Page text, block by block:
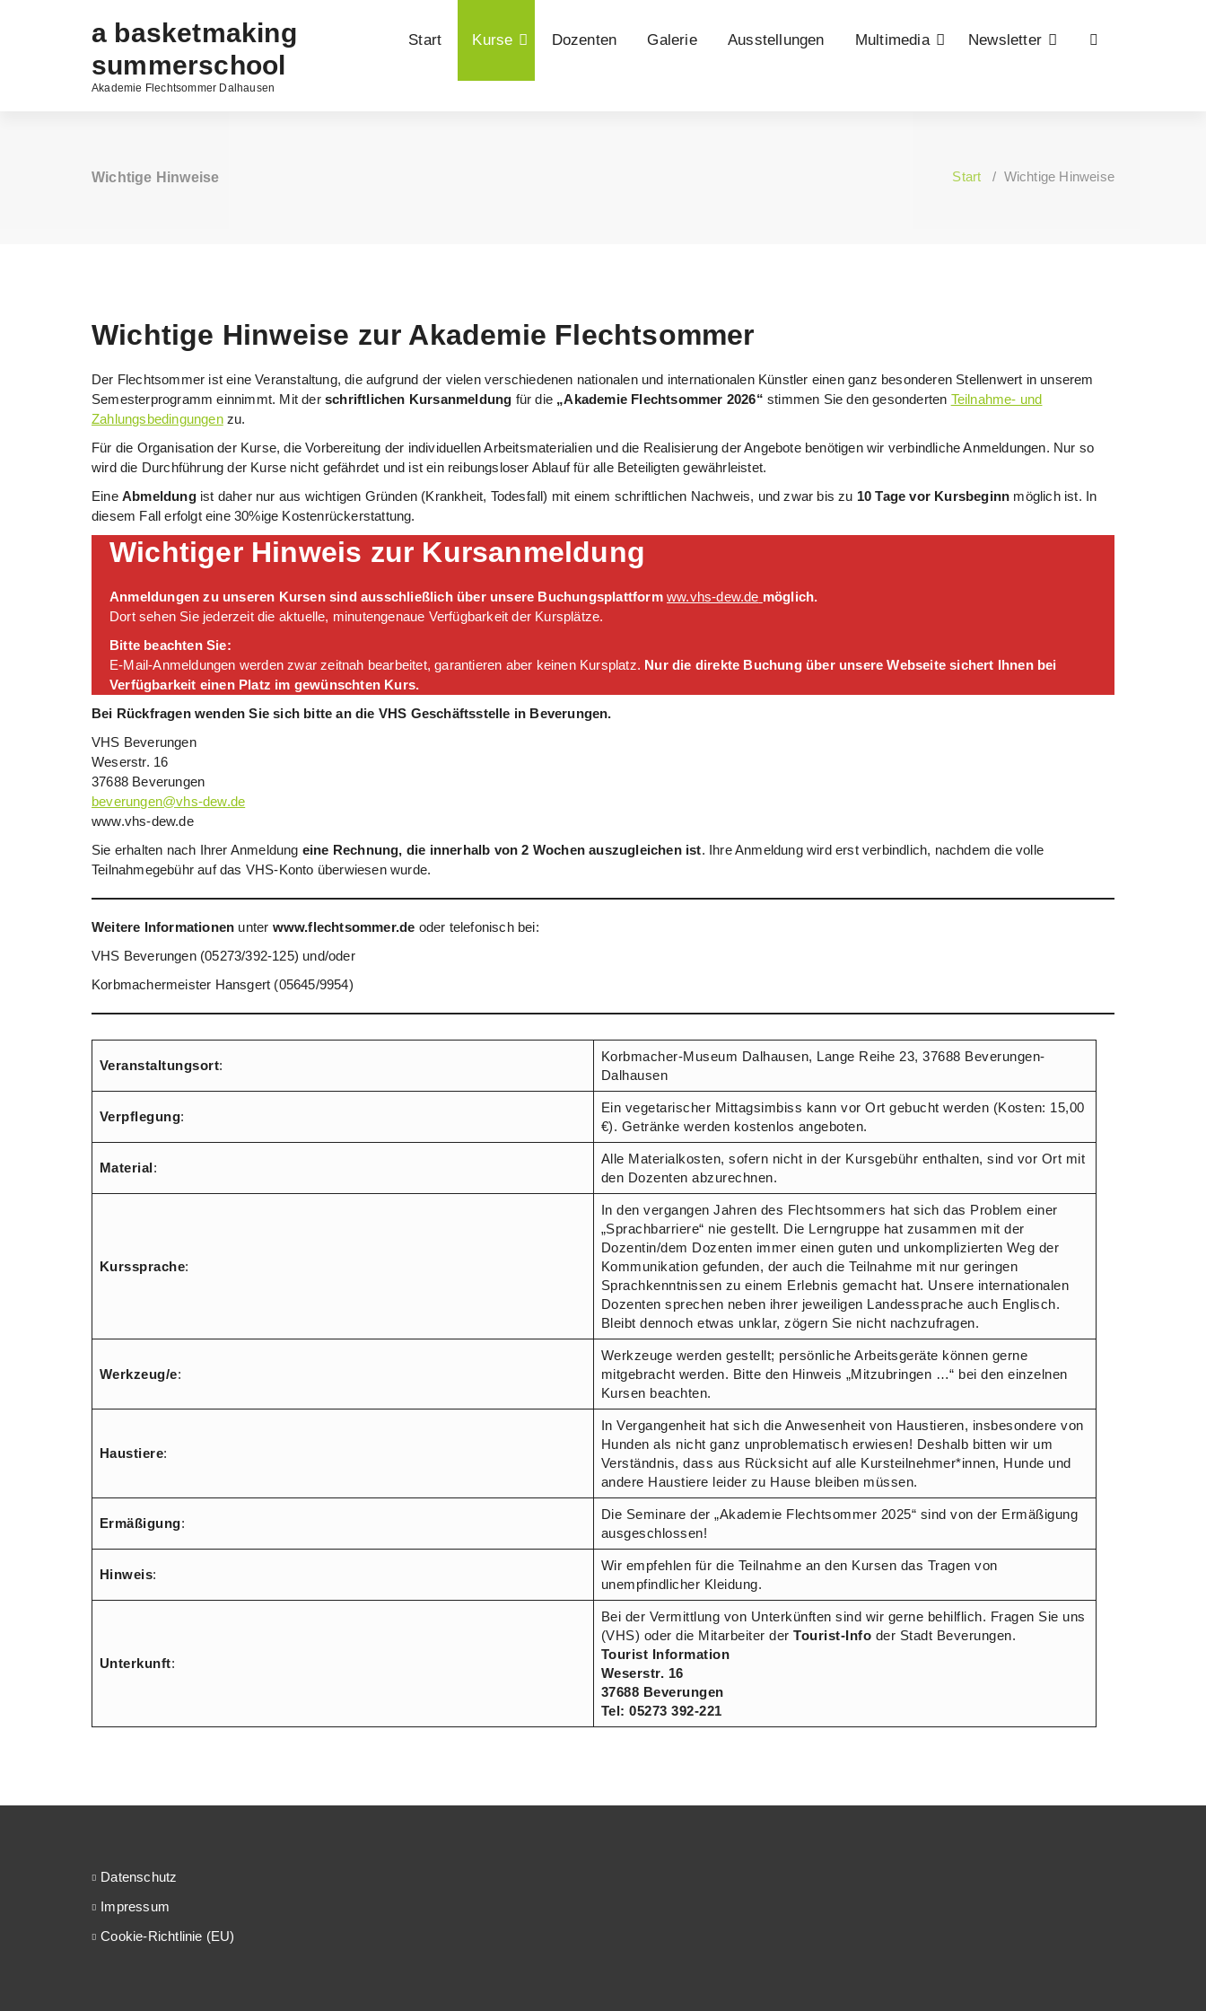
a basketmaking
summerschool
Akademie Flechtsommer Dalhausen
Start Kurse Dozenten Galerie Ausstellungen Multimedia Newsletter
Wichtige Hinweise Start / Wichtige Hinweise
Wichtige Hinweise zur Akademie Flechtsommer
Der Flechtsommer ist eine Veranstaltung, die aufgrund der vielen verschiedenen nationalen und internationalen Künstler einen ganz besonderen Stellenwert in unserem
Semesterprogramm einnimmt. Mit der schriftlichen Kursanmeldung für die „Akademie Flechtsommer 2026“stimmen Sie den gesonderten Teilnahme- und
Zahlungsbedingungenzu.
Für die Organisation der Kurse, die Vorbereitung der individuellen Arbeitsmaterialien und die Realisierung der Angebote benötigen wir verbindliche Anmeldungen. Nur so
wird die Durchführung der Kurse nicht gefährdet und ist ein reibungsloser Ablauf für alle Beteiligten gewährleistet.
Eine Abmeldungist daher nur aus wichtigen Gründen (Krankheit, Todesfall) mit einem schriftlichen Nachweis, und zwar bis zu 10 Tage vor Kursbeginn möglich ist. In
diesem Fall erfolgt eine 30%ige Kostenrückerstattung.
Wichtiger Hinweis zur Kursanmeldung
Anmeldungen zu unseren Kursen sind ausschließlich über unsere Buchungsplattform ww.vhs-dew.de möglich.
Dort sehen Sie jederzeit die aktuelle, minutengenaue Verfügbarkeit der Kursplätze.
Bitte beachten Sie:
E-Mail-Anmeldungen werden zwar zeitnah bearbeitet, garantieren aber keinen Kursplatz. Nur die direkte Buchung über unsere Webseite sichert Ihnen bei
Verfügbarkeit einen Platz im gewünschten Kurs.
Bei Rückfragen wenden Sie sich bitte an die VHS Geschäftsstelle in Beverungen.
VHS Beverungen
Weserstr. 16
37688 Beverungen
beverungen@vhs-dew.de
www.vhs-dew.de
Sie erhalten nach Ihrer Anmeldung eine Rechnung, die innerhalb von 2 Wochen auszugleichen ist. Ihre Anmeldung wird erst verbindlich, nachdem die volle
Teilnahmegebühr auf das VHS-Konto überwiesen wurde.
Weitere Informationen unter www.flechtsommer.de oder telefonisch bei:
VHS Beverungen (05273/392-125) und/oder
Korbmachermeister Hansgert (05645/9954)
Veranstaltungsort:
Korbmacher-Museum Dalhausen, Lange Reihe 23, 37688 Beverungen-
Dalhausen
Verpflegung:
Ein vegetarischer Mittagsimbiss kann vor Ort gebucht werden (Kosten: 15,00
€). Getränke werden kostenlos angeboten.
Material:
Alle Materialkosten, sofern nicht in der Kursgebühr enthalten, sind vor Ort mit
den Dozenten abzurechnen.
Kurssprache:
In den vergangen Jahren des Flechtsommers hat sich das Problem einer
„Sprachbarriere“ nie gestellt. Die Lerngruppe hat zusammen mit der
Dozentin/dem Dozenten immer einen guten und unkomplizierten Weg der
Kommunikation gefunden, der auch die Teilnahme mit nur geringen
Sprachkenntnissen zu einem Erlebnis gemacht hat. Unsere internationalen
Dozenten sprechen neben ihrer jeweiligen Landessprache auch Englisch.
Bleibt dennoch etwas unklar, zögern Sie nicht nachzufragen.
Werkzeug/e:
Werkzeuge werden gestellt; persönliche Arbeitsgeräte können gerne
mitgebracht werden. Bitte den Hinweis „Mitzubringen …“ bei den einzelnen
Kursen beachten.
Haustiere:
In Vergangenheit hat sich die Anwesenheit von Haustieren, insbesondere von
Hunden als nicht ganz unproblematisch erwiesen! Deshalb bitten wir um
Verständnis, dass aus Rücksicht auf alle Kursteilnehmer*innen, Hunde und
andere Haustiere leider zu Hause bleiben müssen.
Ermäßigung:
Die Seminare der „Akademie Flechtsommer 2025“ sind von der Ermäßigung
ausgeschlossen!
Hinweis:
Wir empfehlen für die Teilnahme an den Kursen das Tragen von
unempfindlicher Kleidung.
Unterkunft:
Bei der Vermittlung von Unterkünften sind wir gerne behilflich. Fragen Sie uns
(VHS) oder die Mitarbeiter der Tourist-Info der Stadt Beverungen.
Tourist Information
Weserstr. 16
37688 Beverungen
Tel: 05273 392-221
Datenschutz
Impressum
Cookie-Richtlinie (EU)